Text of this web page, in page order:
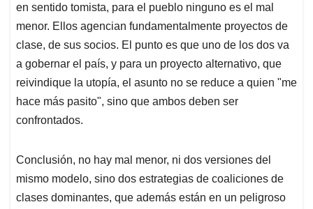
en sentido tomista, para el pueblo ninguno es el mal
menor. Ellos agencian fundamentalmente proyectos de
clase, de sus socios. El punto es que uno de los dos va
a gobernar el país, y para un proyecto alternativo, que
reivindique la utopía, el asunto no se reduce a quien "me
hace más pasito", sino que ambos deben ser
confrontados.
Conclusión, no hay mal menor, ni dos versiones del
mismo modelo, sino dos estrategias de coaliciones de
clases dominantes, que además están en un peligroso